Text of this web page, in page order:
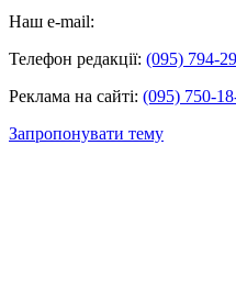
Наш e-mail:
Телефон редакції: (095) 794-
Реклама на сайті: (095) 750-
Запропонувати тему